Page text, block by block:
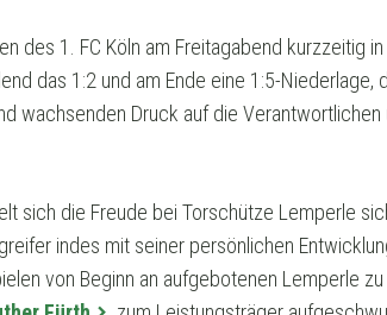
des 1. FC Köln am Freitagabend kurzzeitig
das 1:2 und am Ende eine 1:5-Niederlage,
wachsenden Druck auf die
sich die Freude bei Torschütze Lemperle
indes mit seiner persönlichen
von Beginn an aufgebotenen Lemperle